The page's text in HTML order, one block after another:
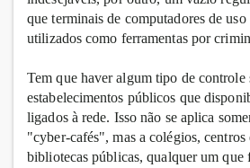
que terminais de computadores de
utilizados como ferramentas por
Tem que haver algum tipo de controle
estabelecimentos públicos que
ligados à rede. Isso não se aplica
"cyber-cafés", mas a colégios, centros
bibliotecas públicas, qualquer um que